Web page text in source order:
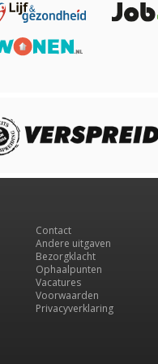
Contact
Andere uitgaven
Bezorgklacht
Ophaalpunten
Vacatures
Voorwaarden
Privacyverklaring